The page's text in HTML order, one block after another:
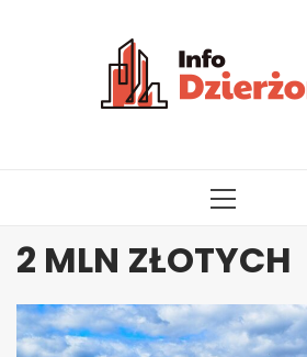
PRIMARY
2 MLN ZŁOTYCH